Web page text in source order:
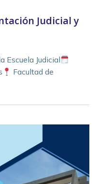
Judicial y
Escuela Judicial
Facultad de